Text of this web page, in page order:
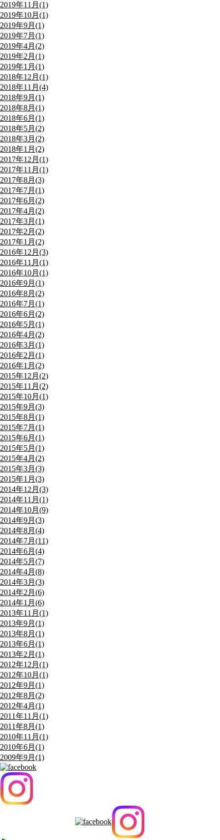
2019年11月(1)
2019年10月(1)
2019年9月(1)
2019年7月(1)
2019年4月(2)
2019年2月(1)
2019年1月(1)
2018年12月(1)
2018年11月(4)
2018年9月(1)
2018年8月(1)
2018年6月(1)
2018年5月(2)
2018年3月(2)
2018年1月(2)
2017年12月(1)
2017年11月(1)
2017年8月(3)
2017年7月(1)
2017年6月(2)
2017年4月(2)
2017年3月(1)
2017年2月(2)
2017年1月(2)
2016年12月(3)
2016年11月(1)
2016年10月(1)
2016年9月(1)
2016年8月(2)
2016年7月(1)
2016年6月(2)
2016年5月(1)
2016年4月(2)
2016年3月(1)
2016年2月(1)
2016年1月(2)
2015年12月(2)
2015年11月(2)
2015年10月(1)
2015年9月(3)
2015年8月(1)
2015年7月(1)
2015年6月(1)
2015年5月(1)
2015年4月(2)
2015年3月(3)
2015年1月(3)
2014年12月(3)
2014年11月(1)
2014年10月(9)
2014年9月(3)
2014年8月(4)
2014年7月(11)
2014年6月(4)
2014年5月(7)
2014年4月(8)
2014年3月(3)
2014年2月(6)
2014年1月(6)
2013年11月(1)
2013年9月(1)
2013年8月(1)
2013年6月(1)
2013年2月(1)
2012年12月(1)
2012年10月(1)
2012年9月(1)
2012年8月(2)
2012年4月(1)
2011年11月(1)
2011年8月(1)
2010年11月(1)
2010年6月(1)
2009年9月(1)